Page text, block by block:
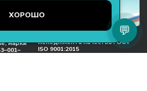
марки
Международный сертификат
менеджмента качества ГОСТ
ISO 9001:2015
ХОРОШО
💬